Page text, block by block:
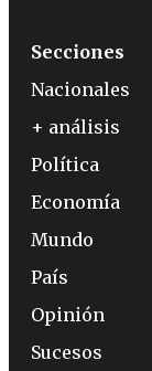
Secciones
Nacionales
+ análisis
Política
Economía
Mundo
País
Opinión
Sucesos